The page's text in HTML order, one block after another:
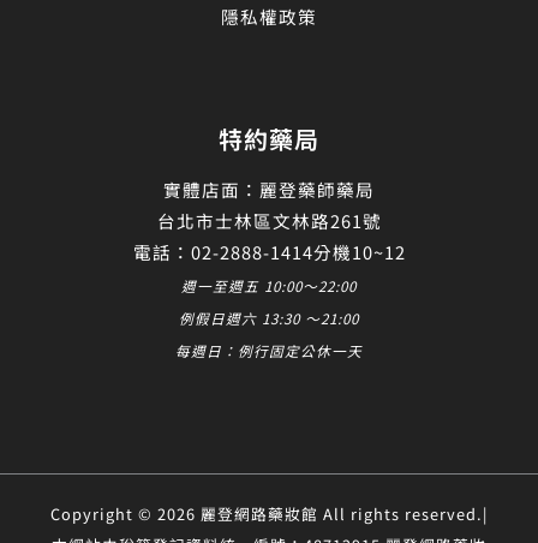
隱私權政策
特約藥局
實體店面：麗登藥師藥局
台北市士林區文林路261號
電話：02-2888-1414分機10~12
週一至週五 10:00～22:00
例假日週六 13:30 ～21:00
每週日：例行固定公休一天
Copyright © 2026 麗登網路藥妝館 All rights reserved.|